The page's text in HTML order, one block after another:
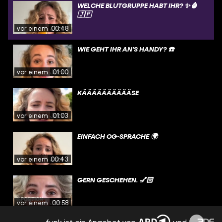
vor einem Jahr
00:48
WELCHE BLUTGRUPPE HABT IHR? ✨🩸
🇯🇵
vor einem Jahr
01:00
WIE GEHT IHR AN'S HANDY? ☎️
vor einem Jahr
01:03
KÄÄÄÄÄÄÄÄÄÄSE
vor einem Jahr
00:43
EINFACH OG-SPRACHE 🌍
vor einem Jahr
00:58
GERN GESCHEHEN. 💅🏻